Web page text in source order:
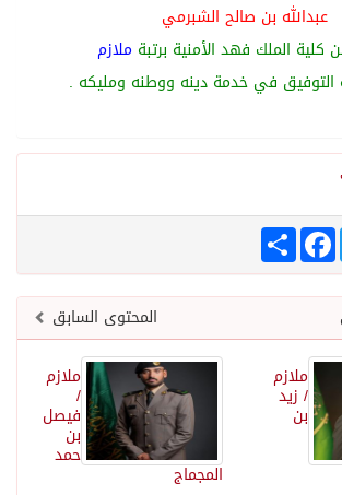
عبدالله بن صالح الشبرمي
كلية الملك فهد الأمنية برتبة ملازم
التوفيق في خدمة دينه ووطنه ومليكه .
Share
Facebook
المحتوى السابق
ملازم
/
فيصل
بن
حمد
المجماج
ملازم
/ زيد
بن